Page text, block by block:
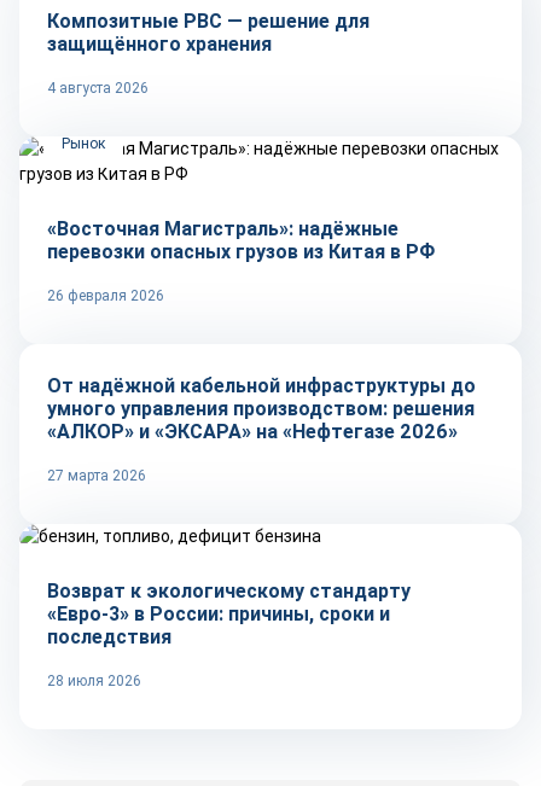
Композитные РВС — решение для
защищённого хранения
4 августа 2026
Рынок
«Восточная Магистраль»: надёжные
перевозки опасных грузов из Китая в РФ
26 февраля 2026
Репортаж
От надёжной кабельной инфраструктуры до
умного управления производством: решения
«АЛКОР» и «ЭКСАРА» на «Нефтегазе 2026»
27 марта 2026
Возврат к экологическому стандарту
«Евро-3» в России: причины, сроки и
последствия
28 июля 2026